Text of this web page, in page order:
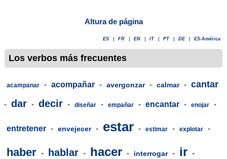
Altura de página
ES FR EN IT PT DE ES-América
Los verbos más frecuentes
acampanar - acompañar - avergonzar - calmar - cantar
- dar - decir - diseñar - empañar - encantar - enojar -
entretener - envejecer - estar - estimar - explotar -
haber - hablar - hacer - interrogar - ir -